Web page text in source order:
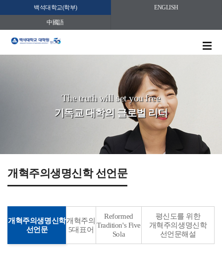
백석대학교(학부) ENGLISH
中國語
The truth will set you free
기독교 대학의 글로벌 리더
개혁주의생명신학 선언문
개혁주의생명신학
선언문
개혁주의
5대표어
Reformed
Tradition's Five
Sola
평신도를 위한
개혁주의생명신학
선언문해설